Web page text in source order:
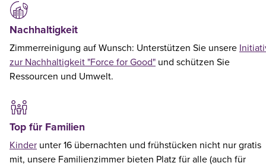
Nachhaltigkeit
Zimmerreinigung auf Wunsch: Unterstützen Sie unsere
zur Nachhaltigkeit "Force for Good" und schützen Sie
Ressourcen und Umwelt.
Top für Familien
Kinder unter 16 übernachten und frühstücken nicht nur gratis
mit, unsere Familienzimmer bieten Platz für alle (auch für